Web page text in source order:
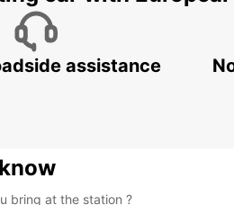
assistance
bring at the station ?